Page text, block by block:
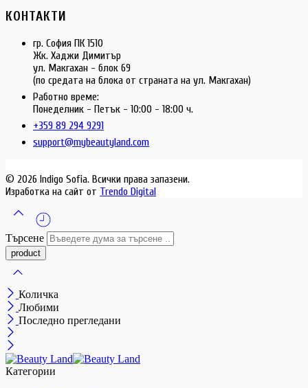
КОНТАКТИ
гр. София ПК 1510
Жк. Хаджи Димитър
ул. Макгахан - блок 69
(по средата на блока от страната на ул. Макгахан)
Работно време:
Понеделник - Петък - 10:00 - 18:00 ч.
+359 89 294 9291
support@mybeautyland.com
© 2026 Indigo Sofia. Всички права запазени.
Изработка на сайт от Trendo Digital
Търсене
Количка
Любими
Последно прегледани
Категории